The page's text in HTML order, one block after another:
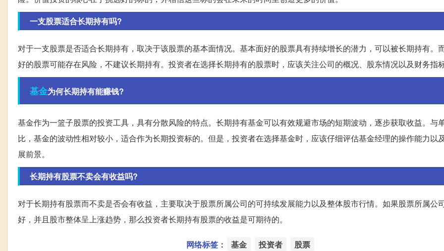
一支股票适合长期持有吗?
对于一支股票是否适合长期持有，取决于该股票的基本面情况。基本面好的股票具有持续增长的潜力，可以被长期持有。
好的股票可能存在风险，不建议长期持有。投资者在选择长期持有的股票时，应该关注公司的概况、股东情况以及财务指
基金为何长期持有能赚钱?
基金作为一篮子股票的投资工具，具有分散风险的特点。长期持有基金可以有效规避市场的短期波动，逐步获取收益。与
比，基金的波动性相对较小，适合作为长期投资标的。但是，投资者在选择基金时，应该仔细评估基金经理的操作能力以
展前景。
长期持有股票不卖会有收益吗?
对于长期持有股票而不卖是否会有收益，主要取决于股票所属公司的可持续发展能力以及整体股市行情。如果股票所属公
好，并且股市整体呈上涨趋势，那么投资者长期持有股票的收益是可期待的。
网络标签： 基金 投资者 股票